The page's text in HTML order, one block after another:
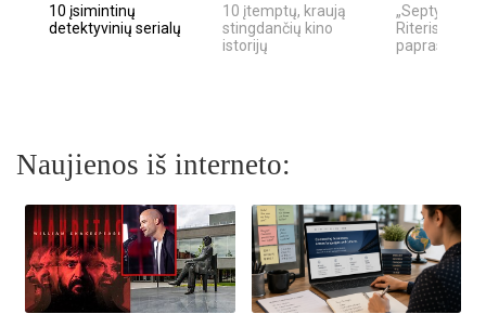
10 įsimintinų
detektyvinių serialų
10 įtemptų, kraują
stingdančių kino
istorijų
„Septynių
Riteris" – kai
Naujienos iš interneto: